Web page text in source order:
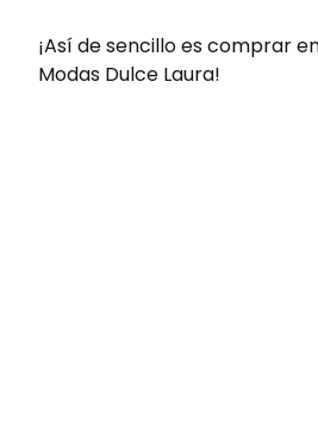
¡Así de sencillo es comprar
Modas Dulce Laura!